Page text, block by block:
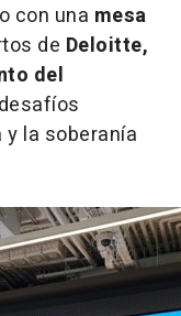
con una mesa
de Deloitte,
del
la soberanía